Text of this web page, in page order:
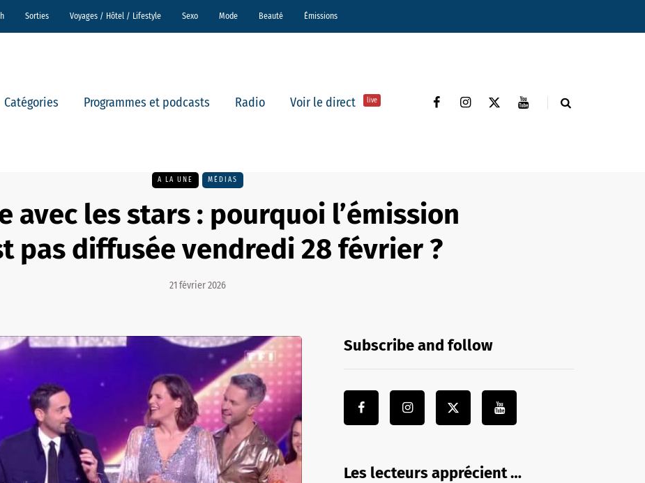
Sorties Voyages / Hôtel / Lifestyle Sexo Mode Beauté Émissions
Catégories Programmes et podcasts Radio Voir le direct live
A LA UNE MÉDIAS
avec les stars : pourquoi l’émission
pas diffusée vendredi 28 février ?
21 février 2026
Subscribe and follow
Les lecteurs apprécient …